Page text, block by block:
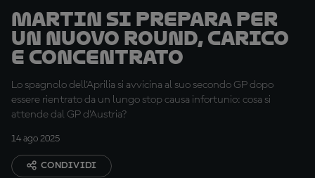
Martin si prepara per
un nuovo round, carico
e concentrato
Lo spagnolo dell'Aprilia si avvicina al suo secondo GP dopo
essere rientrato da un lungo stop causa infortunio: cosa si
attende dal GP d'Austria?
14 ago 2025
CONDIVIDI